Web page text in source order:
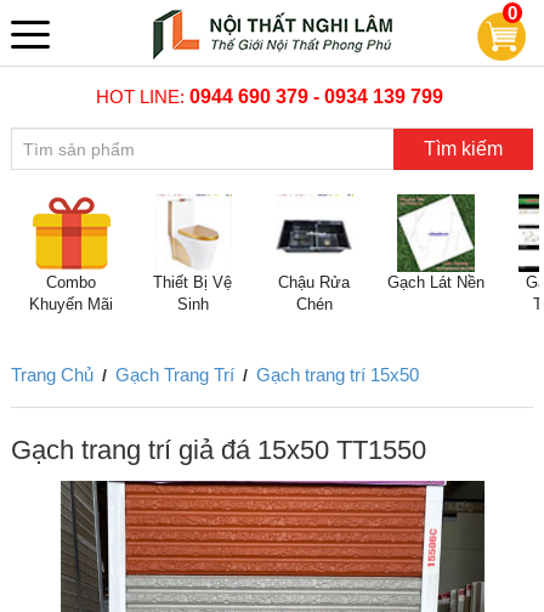
0
HOT LINE:0944 690 379 - 0934 139 799
Tìm kiếm
Combo
Khuyến Mãi
Thiết Bị Vệ
Sinh
Chậu Rửa
Chén
Gạch Lát Nền
Trang Chủ / Gạch Trang Trí / Gạch trang trí 15x50
Gạch trang trí giả đá 15x50 TT1550